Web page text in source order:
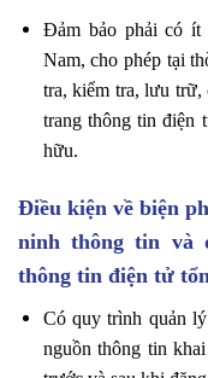
Đảm bảo phải có ít
Nam, cho phép tại
tra, kiểm tra, lưu trữ,
trang thông tin điện
hữu.
Điều kiện về biện
ninh thông tin và
thông tin điện tử
Có quy trình quản
nguồn thông tin